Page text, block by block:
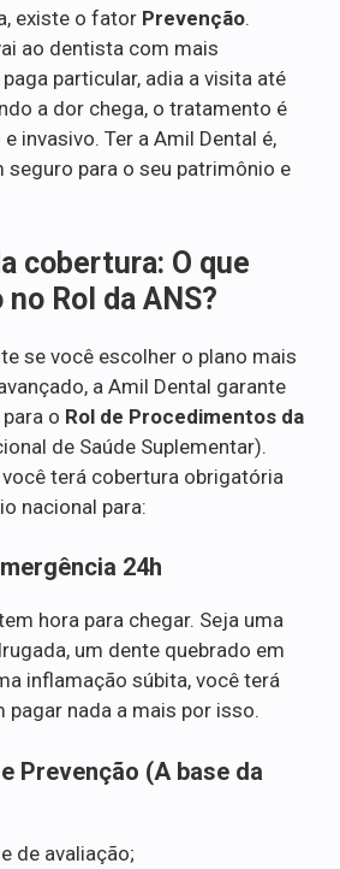
existe o fator Prevenção.
ao dentista com mais
particular, adia a visita até
a dor chega, o tratamento é
invasivo. Ter a Amil Dental é,
seguro para o seu patrimônio e
cobertura: O que
Rol da ANS?
se você escolher o plano mais
a Amil Dental garante
o Rol de Procedimentos da
de Saúde Suplementar).
terá cobertura obrigatória
nacional para:
24h
hora para chegar. Seja uma
um dente quebrado em
inflamação súbita, você terá
pagar nada a mais por isso.
Prevenção (A base da
de avaliação;